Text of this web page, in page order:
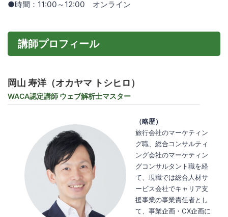
●時間：11:00～12:00 オンライン
講師プロフィール
岡山 寿洋（オカヤマ トシヒロ）
WACA認定講師 ウェブ解析士マスター
（略歴）
旅行会社のマーケティン
グ職、総合コンサルティ
ング会社のマーケティン
グコンサルタント職を経
て、現職では総合人材サ
ービス会社でキャリア支
援事業の事業責任者とし
て、事業企画・CX企画に